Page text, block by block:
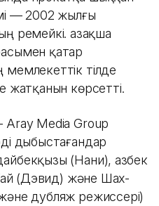
— 2002 жылғы
ремейкі. Қазақша
қатар
тілде
жатқанын көрсетті.
Media Group
дыбыстағандар
(Нани), Қазбек
(Дэвид) және Шах-
дубляж режиссері)